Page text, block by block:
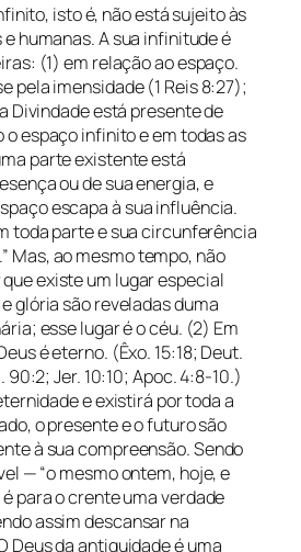
isto é, não está sujeito às
humanas. A sua infinitude é
(1) em relação ao espaço.
pela imensidade (1 Reis 8:27);
Divindade está presente de
o espaço infinito e em todas as
parte existente está
ou de sua energia, e
escapa à sua influência.
toda parte e sua circunferência
Mas, ao mesmo tempo, não
existe um lugar especial
glória são reveladas duma
esse lugar é o céu. (2) Em
é eterno. (Êxo. 15:18; Deut.
90:2; Jer. 10:10; Apoc. 4:8-10.)
e existirá por toda a
o presente e o futuro são
à sua compreensão. Sendo
— “o mesmo ontem, hoje, e
para o crente uma verdade
assim descansar na
Deus da antiguidade é uma